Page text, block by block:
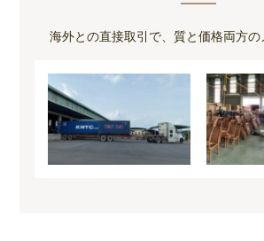
海外との直接取引で、質と価格両方